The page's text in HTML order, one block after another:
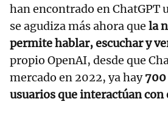
han encontrado en ChatGPT
se agudiza más ahora que la
permite hablar, escuchar y
propio OpenAI, desde que
mercado en 2022, ya hay
usuarios que interactúan con